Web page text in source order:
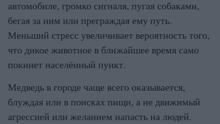
автомобиле, громко сигналя, пугая собаками,
бегая за ним или преграждая ему путь.
Меньший стресс увеличивает вероятность того,
что дикое животное в ближайшее время само
покинет населённый пункт.
Медведь в городе чаще всего оказывается,
блуждая или в поисках пищи, а не движимый
агрессией или желанием напасть на людей.